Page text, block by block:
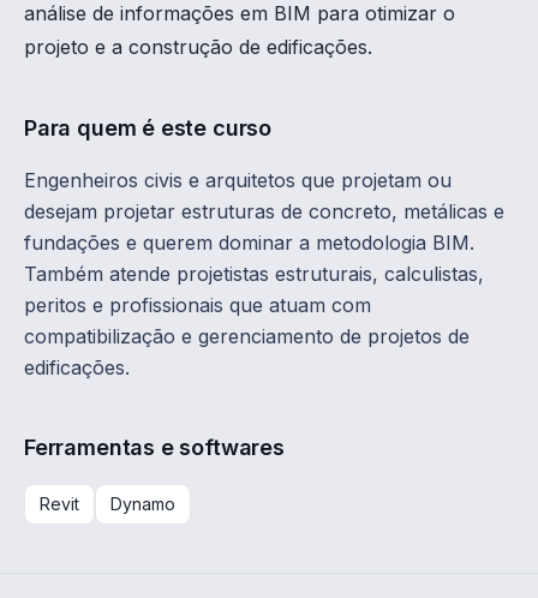
análise de informações em BIM para otimizar o
projeto e a construção de edificações.
Para quem é este curso
Engenheiros civis e arquitetos que projetam ou
desejam projetar estruturas de concreto, metálicas e
fundações e querem dominar a metodologia BIM.
Também atende projetistas estruturais, calculistas,
peritos e profissionais que atuam com
compatibilização e gerenciamento de projetos de
edificações.
Ferramentas e softwares
Revit Dynamo